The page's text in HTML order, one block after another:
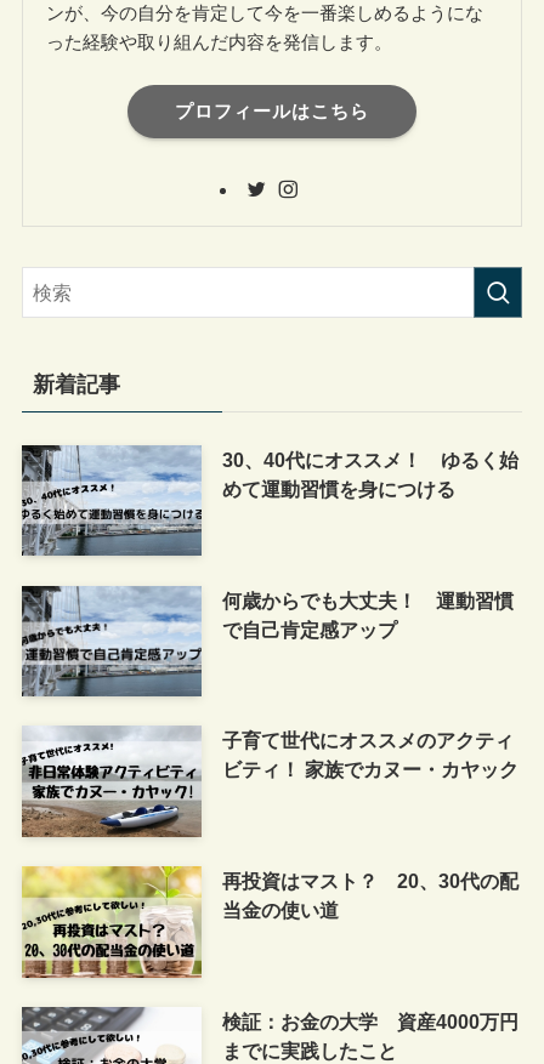
ンが、今の自分を肯定して今を一番楽しめるようにな
った経験や取り組んだ内容を発信します。
プロフィールはこちら
新着記事
30、40代にオススメ！ ゆるく始
めて運動習慣を身につける
何歳からでも大丈夫！ 運動習慣
で自己肯定感アップ
子育て世代にオススメのアクティ
ビティ！ 家族でカヌー・カヤック
再投資はマスト？ 20、30代の配
当金の使い道
検証：お金の大学 資産4000万円
までに実践したこと